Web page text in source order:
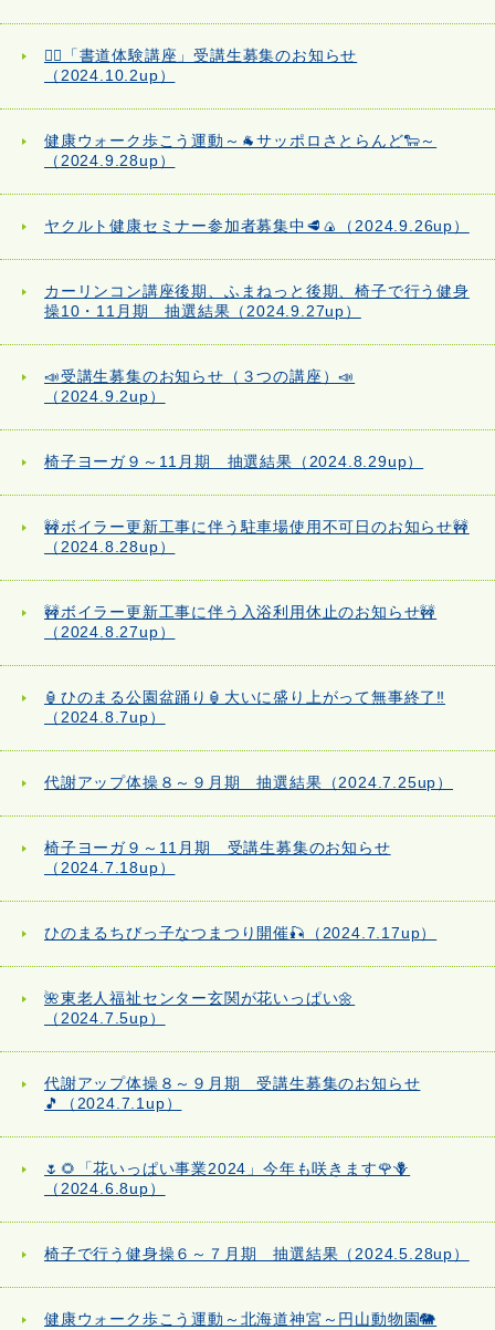
✍🏻「書道体験講座」受講生募集のお知らせ
（2024.10.2up）
健康ウォーク歩こう運動～🐐サッポロさとらんど🐑～
（2024.9.28up）
ヤクルト健康セミナー参加者募集中🥩🍙（2024.9.26up）
カーリンコン講座後期、ふまねっと後期、椅子で行う健身
操10・11月期 抽選結果（2024.9.27up）
📣受講生募集のお知らせ（３つの講座）📣
（2024.9.2up）
椅子ヨーガ９～11月期 抽選結果（2024.8.29up）
🚧ボイラー更新工事に伴う駐車場使用不可日のお知らせ🚧
（2024.8.28up）
🚧ボイラー更新工事に伴う入浴利用休止のお知らせ🚧
（2024.8.27up）
🏮ひのまる公園盆踊り🏮大いに盛り上がって無事終了‼
（2024.8.7up）
代謝アップ体操８～９月期 抽選結果（2024.7.25up）
椅子ヨーガ９～11月期 受講生募集のお知らせ
（2024.7.18up）
ひのまるちびっ子なつまつり開催🎣（2024.7.17up）
🌺東老人福祉センター玄関が花いっぱい🌼
（2024.7.5up）
代謝アップ体操８～９月期 受講生募集のお知らせ
🎵（2024.7.1up）
🌷🌻「花いっぱい事業2024」今年も咲きます🌹🪻
（2024.6.8up）
椅子で行う健身操６～７月期 抽選結果（2024.5.28up）
健康ウォーク歩こう運動～北海道神宮～円山動物園🐘